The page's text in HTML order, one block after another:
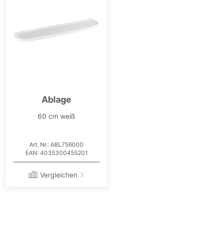
Ablage
60 cm weiß
Art. Nr.: ABL756000
EAN: 4035300455201
Vergleichen